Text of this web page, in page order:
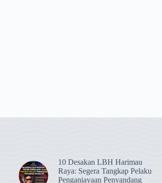
​10 Desakan LBH Harimau
Raya: Segera Tangkap Pelaku
Penganiayaan Penyandang